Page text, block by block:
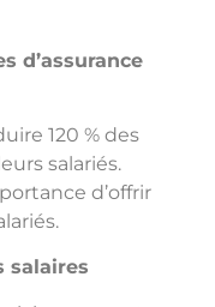
d’assurance
120 % des
salariés.
d’offrir
salaires